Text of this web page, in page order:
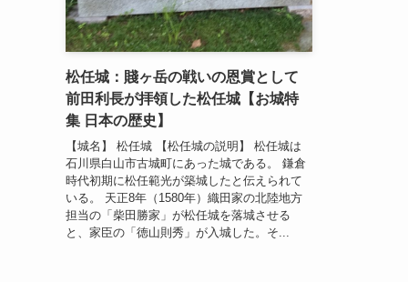
松任城：賤ヶ岳の戦いの恩賞として
前田利長が拝領した松任城【お城特
集 日本の歴史】
【城名】 松任城 【松任城の説明】 松任城は
石川県白山市古城町にあった城である。 鎌倉
時代初期に松任範光が築城したと伝えられて
いる。 天正8年（1580年）織田家の北陸地方
担当の「柴田勝家」が松任城を落城させる
と、家臣の「徳山則秀」が入城した。そ...